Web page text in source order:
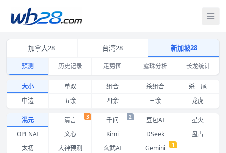
打
加拿大28 台湾28 新加坡28
预测 历史记录 走势图 露珠分析 长龙统计
新加坡28大小预测 混元 近期命中记录与准确率
大小 单双 组合 杀组合
杀一尾
中边
五余 四余 三余 龙虎
混元 清言 3 千问 2 豆包AI
星火
OPENAI
文心 Kimi DSeek
盘古
太初
大神预测 玄武AI Gemini 1